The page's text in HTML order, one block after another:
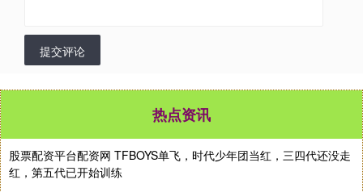
提交评论
热点资讯
股票配资平台配资网 TFBOYS单飞，时代少年团当红，三四代还没走
红，第五代已开始训练